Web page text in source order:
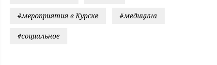
#мероприятия в Курске #медицина
#социальное